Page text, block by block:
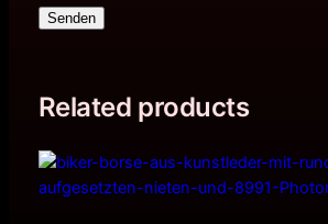
Senden
Related products